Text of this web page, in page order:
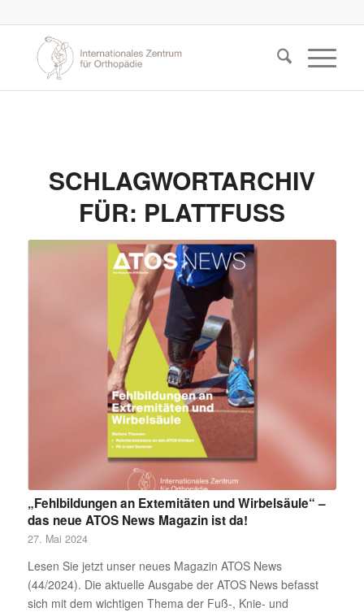
SCHLAGWORTARCHIV
FÜR: PLATTFUSS
„Fehlbildungen an Extemitäten und Wirbelsäule“ –
das neue ATOS News Magazin ist da!
27. Mai 2024
Lesen Sie jetzt unser neues Magazin ATOS News
(44/2024). Die aktuelle Ausgabe der ATOS News befasst
sich mit dem wichtigen Thema der Fuß-, Knie- und